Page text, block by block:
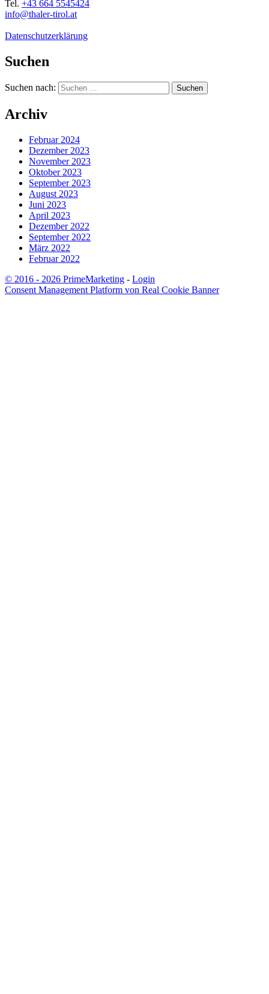
Tel. +43 664 5545424
info@thaler-tirol.at
Datenschutzerklärung
Suchen
Suchen nach:
Archiv
Februar 2024
Dezember 2023
November 2023
Oktober 2023
September 2023
August 2023
Juni 2023
April 2023
Dezember 2022
September 2022
März 2022
Februar 2022
© 2016 - 2026 PrimeMarketing - Login
Consent Management Platform von Real Cookie Banner